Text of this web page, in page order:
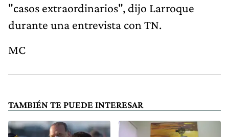
"casos extraordinarios", dijo Larroque
durante una entrevista con TN.
MC
TAMBIÉN TE PUEDE INTERESAR